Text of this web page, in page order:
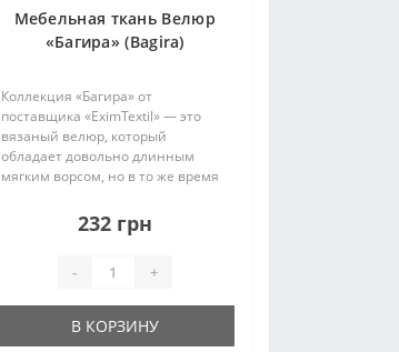
Мебельная ткань Велюр
«Багира» (Bagira)
Коллекция «Багира» от
поставщика «EximTextil» — это
вязаный велюр, который
обладает довольно длинным
мягким ворсом, но в то же время
износостойкости. Коллекция
универсальна, благодаря своей
232 грн
- +
В КОРЗИНУ